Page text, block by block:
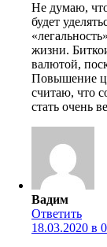
Не думаю,
будет
жизни.
валютой,
Повышение
считаю, что
стать очень
Вадим
Ответить
18.03.2020 в